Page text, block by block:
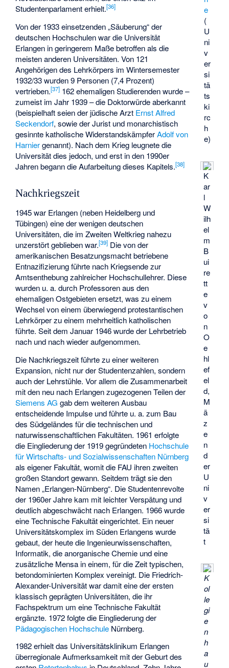
e
(
U
ni
v
er
si
tä
ts
ki
rc
h
e)
K
ar
l
W
ilh
el
m
B
ui
re
tt
e
v
o
n
O
e
hl
ef
el
d,
M
ä
z
e
n
d
er
U
ni
v
er
si
tä
t
K
ol
le
gi
e
n
h
a
u
Studentenparlament erhielt.[36]
Von der 1933 einsetzenden „Säuberung“ der
deutschen Hochschulen war die Universität
Erlangen in geringerem Maße betroffen als die
meisten anderen Universitäten. Von 121
Angehörigen des Lehrkörpers im Wintersemester
1932/33 wurden 9 Personen (7,4 Prozent)
vertrieben.[37] 162 ehemaligen Studierenden wurde –
zumeist im Jahr 1939 – die Doktorwürde aberkannt
(beispielhaft seien der jüdische Arzt Ernst Alfred
Seckendorf, sowie der Jurist und monarchistisch
gesinnte katholische WiderstandskämpferAdolf von
Harniergenannt). Nach dem Krieg leugnete die
Universität dies jedoch, und erst in den 1990er
Jahren begann die Aufarbeitung dieses Kapitels.[38]
Nachkriegszeit
1945 war Erlangen (neben Heidelberg und
Tübingen) eine der wenigen deutschen
Universitäten, die im Zweiten Weltkrieg nahezu
unzerstört geblieben war.[39] Die von der
amerikanischen Besatzungsmacht betriebene
Entnazifizierung führte nach Kriegsende zur
Amtsenthebung zahlreicher Hochschullehrer. Diese
wurden u. a. durch Professoren aus den
ehemaligen Ostgebieten ersetzt, was zu einem
Wechsel von einem überwiegend protestantischen
Lehrkörper zu einem mehrheitlich katholischen
führte. Seit dem Januar 1946 wurde der Lehrbetrieb
nach und nach wieder aufgenommen.
Die Nachkriegszeit führte zu einer weiteren
Expansion, nicht nur der Studentenzahlen, sondern
auch der Lehrstühle. Vor allem die Zusammenarbeit
mit den neu nach Erlangen zugezogenen Teilen der
Siemens AG gab dem weiteren Ausbau
entscheidende Impulse und führte u. a. zum Bau
des Südgeländes für die technischen und
naturwissenschaftlichen Fakultäten. 1961 erfolgte
die Eingliederung der 1919 gegründeten Hochschule
für Wirtschafts- und Sozialwissenschaften Nürnberg
als eigener Fakultät, womit die FAU ihren zweiten
großen Standort gewann. Seitdem trägt sie den
Namen „Erlangen-Nürnberg“. Die Studentenrevolte
der 1960er Jahre kam mit leichter Verspätung und
deutlich abgeschwächt nach Erlangen. 1966 wurde
eine Technische Fakultät eingerichtet. Ein neuer
Universitätskomplex im Süden Erlangens wurde
gebaut, der heute die Ingenieurwissenschaften,
Informatik, die anorganische Chemie und eine
zusätzliche Mensa in einem, für die Zeit typischen,
betondominierten Komplex vereinigt. Die Friedrich-
Alexander-Universität war damit eine der ersten
klassisch geprägten Universitäten, die ihr
Fachspektrum um eine Technische Fakultät
ergänzte. 1972 folgte die Eingliederung der
Pädagogischen Hochschule Nürnberg.
1982 erhielt das Universitätsklinikum Erlangen
überregionale Aufmerksamkeit mit der Geburt des